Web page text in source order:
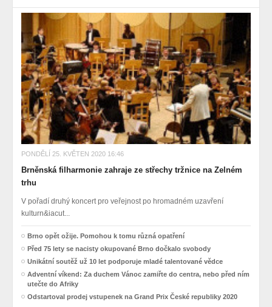
PONDĚLÍ 25. KVĚTEN 2020 16:46
Brněnská filharmonie zahraje ze střechy tržnice na Zelném
trhu
V pořadí druhý koncert pro veřejnost po hromadném uzavření
kulturn&iacut...
Brno opět ožije. Pomohou k tomu různá opatření
Před 75 lety se nacisty okupované Brno dočkalo svobody
Unikátní soutěž už 10 let podporuje mladé talentované vědce
Adventní víkend: Za duchem Vánoc zamiřte do centra, nebo před ním
utečte do Afriky
Odstartoval prodej vstupenek na Grand Prix České republiky 2020